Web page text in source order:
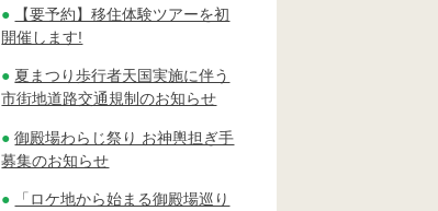
【要予約】移住体験ツアーを初
開催します!
夏まつり歩行者天国実施に伴う
市街地道路交通規制のお知らせ
御殿場わらじ祭り お神輿担ぎ手
募集のお知らせ
「ロケ地から始まる御殿場巡り